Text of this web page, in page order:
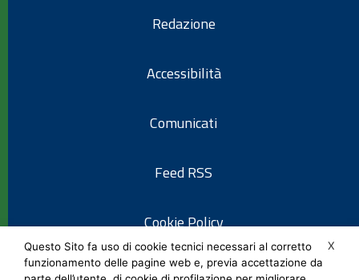
Redazione
Accessibilità
Comunicati
Feed RSS
Cookie Policy
Informativa privacy
X
Questo Sito fa uso di cookie tecnici necessari al corretto
funzionamento delle pagine web e, previa accettazione da